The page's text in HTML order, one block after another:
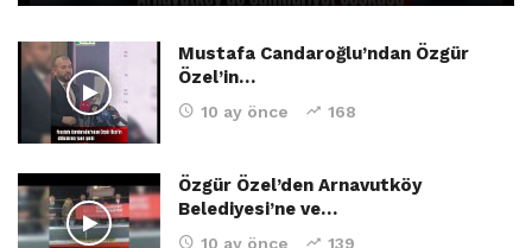
Mustafa Candaroğlu’ndan Özgür
Özel’in…
10 ay önce 168
Özgür Özel’den Arnavutköy
Belediyesi’ne ve…
10 ay önce 139